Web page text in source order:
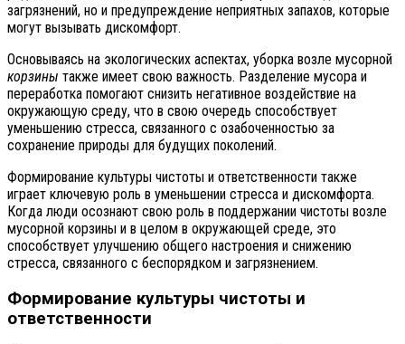
загрязнений, но и предупреждение неприятных запахов, которые
могут вызывать дискомфорт.
Основываясь на экологических аспектах, уборка возле мусорной
корзины также имеет свою важность. Разделение мусора и
переработка помогают снизить негативное воздействие на
окружающую среду, что в свою очередь способствует
уменьшению стресса, связанного с озабоченностью за
сохранение природы для будущих поколений.
Формирование культуры чистоты и ответственности также
играет ключевую роль в уменьшении стресса и дискомфорта.
Когда люди осознают свою роль в поддержании чистоты возле
мусорной корзины и в целом в окружающей среде, это
способствует улучшению общего настроения и снижению
стресса, связанного с беспорядком и загрязнением.
Формирование культуры чистоты и
ответственности